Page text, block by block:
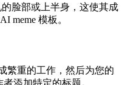
脸部或上半身，这使其成
meme 模板。
繁重的工作，然后为您的